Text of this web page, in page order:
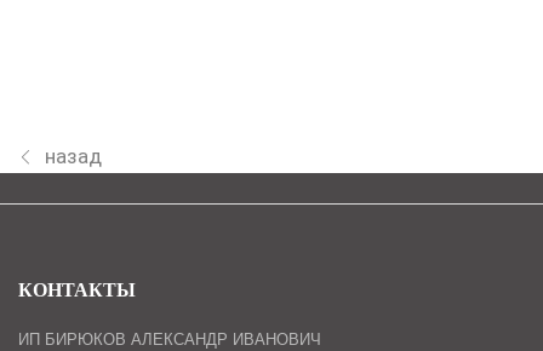
назад
КОНТАКТЫ
ИП БИРЮКОВ АЛЕКСАНДР ИВАНОВИЧ